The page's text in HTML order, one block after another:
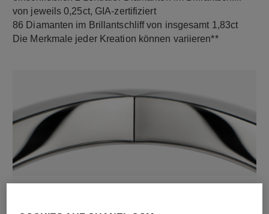
von jeweils 0,25ct, GIA-zertifiziert
86 Diamanten im Brillantschliff von insgesamt 1,83ct
Die Merkmale jeder Kreation können variieren**